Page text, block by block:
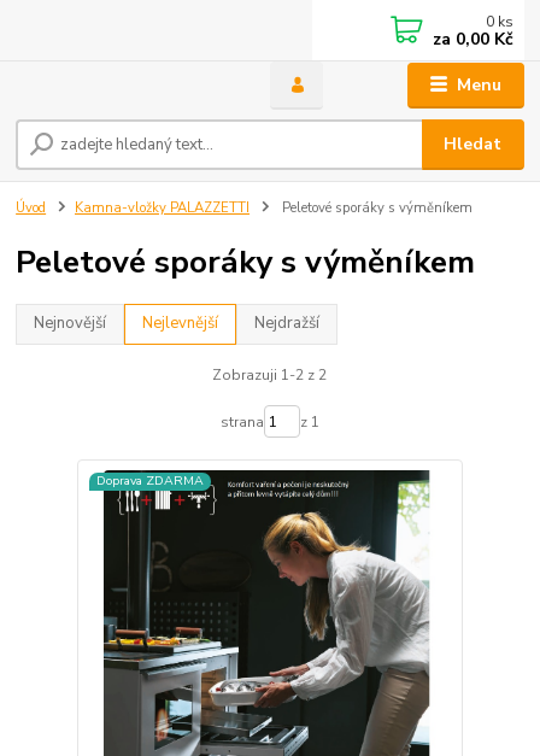
Menu
Hledat
0 ks
za 0,00 Kč
Úvod Kamna-vložky PALAZZETTI Peletové sporáky s výměníkem
Peletové sporáky s výměníkem
Nejnovější Nejlevnější Nejdražší
Zobrazuji 1-2 z 2
strana z 1
Doprava ZDARMA